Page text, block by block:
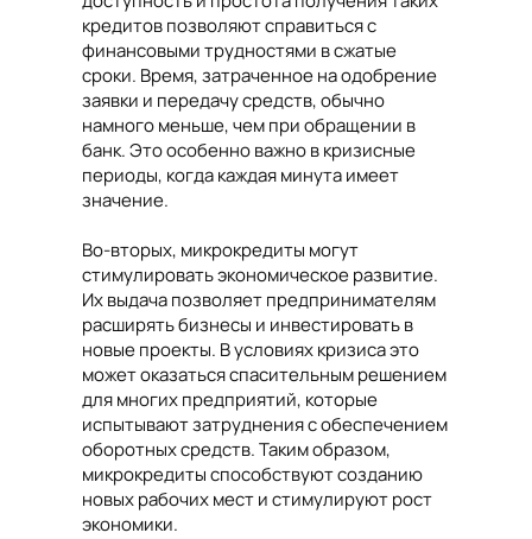
кредитов позволяют справиться с
финансовыми трудностями в сжатые
сроки. Время, затраченное на одобрение
заявки и передачу средств, обычно
намного меньше, чем при обращении в
банк. Это особенно важно в кризисные
периоды, когда каждая минута имеет
значение.
Во-вторых, микрокредиты могут
стимулировать экономическое развитие.
Их выдача позволяет предпринимателям
расширять бизнесы и инвестировать в
новые проекты. В условиях кризиса это
может оказаться спасительным решением
для многих предприятий, которые
испытывают затруднения с обеспечением
оборотных средств. Таким образом,
микрокредиты способствуют созданию
новых рабочих мест и стимулируют рост
экономики.